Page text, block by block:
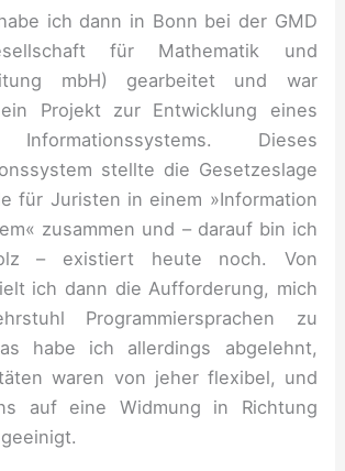
ich dann in Bonn bei der GMD
für Mathematik und
mbH) gearbeitet und war
Projekt zur Entwicklung eines
Informationssystems. Dieses
stellte die Gesetzeslage
für Juristen in einem »Information
zusammen und – darauf bin ich
– existiert heute noch. Von
ich dann die Aufforderung, mich
Programmiersprachen zu
habe ich allerdings abgelehnt,
waren von jeher flexibel, und
auf eine Widmung in Richtung